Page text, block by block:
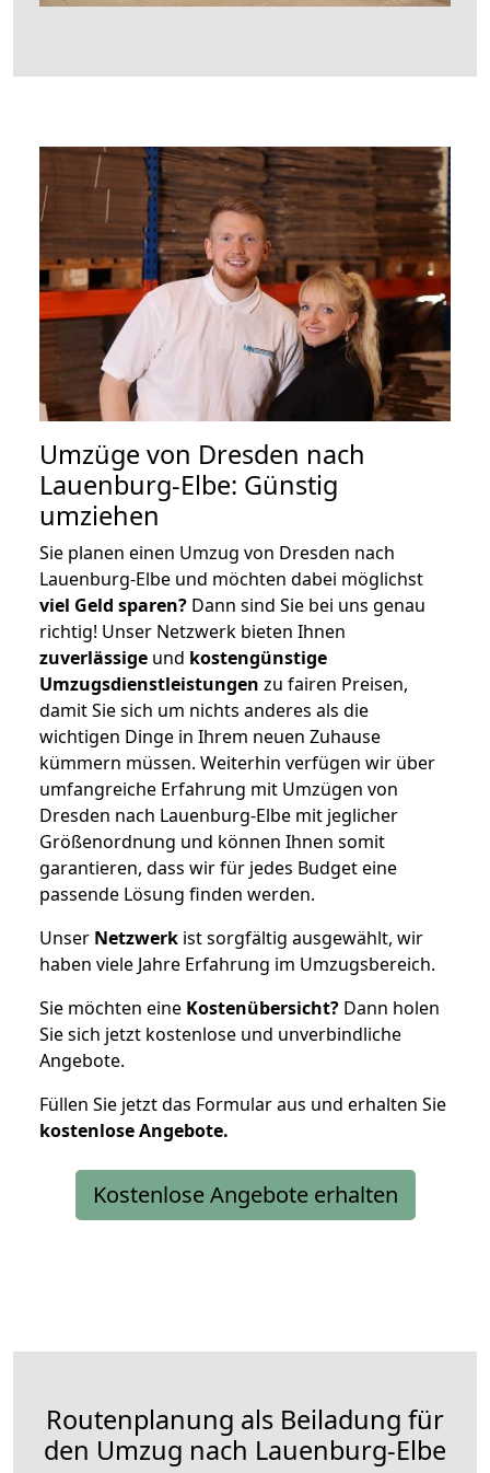
Umzüge von Dresden nach
Lauenburg-Elbe: Günstig
umziehen
Sie planen einen Umzug von Dresden nach
Lauenburg-Elbe und möchten dabei möglichst
viel Geld sparen? Dann sind Sie bei uns genau
richtig! Unser Netzwerk bieten Ihnen
zuverlässige und kostengünstige
Umzugsdienstleistungen zu fairen Preisen,
damit Sie sich um nichts anderes als die
wichtigen Dinge in Ihrem neuen Zuhause
kümmern müssen. Weiterhin verfügen wir über
umfangreiche Erfahrung mit Umzügen von
Dresden nach Lauenburg-Elbe mit jeglicher
Größenordnung und können Ihnen somit
garantieren, dass wir für jedes Budget eine
passende Lösung finden werden.
Unser Netzwerk ist sorgfältig ausgewählt, wir
haben viele Jahre Erfahrung im Umzugsbereich.
Sie möchten eine Kostenübersicht? Dann holen
Sie sich jetzt kostenlose und unverbindliche
Angebote.
Füllen Sie jetzt das Formular aus und erhalten Sie
kostenloseAngebote.
Kostenlose Angebote erhalten
Routenplanung als Beiladung für
den Umzug nach Lauenburg-Elbe